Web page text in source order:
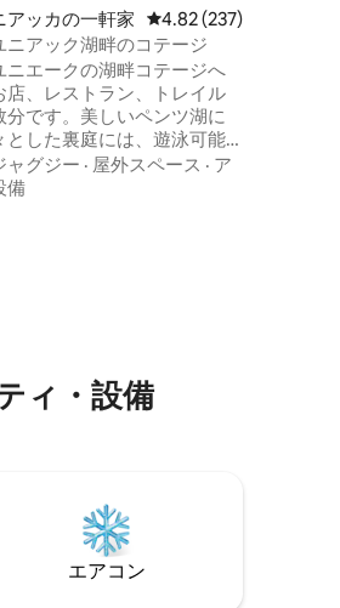
つ星の平均評価
アッカの一軒家 レビュー237件、5つ
4.82 (237)
ニアック湖畔のコテージ
ニエークの湖畔コテージへ
店、レストラン、トレイル
分です。美しいペンツ湖に
とした裏庭には、遊泳可能
ヤック、ホットタブ、屋外
ます。5月から10月までバー
ャグジー · 屋外スペース · ア
備
ィ・設備
エアコン